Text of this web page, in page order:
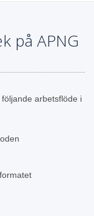
på APNG
arbetsflöde i